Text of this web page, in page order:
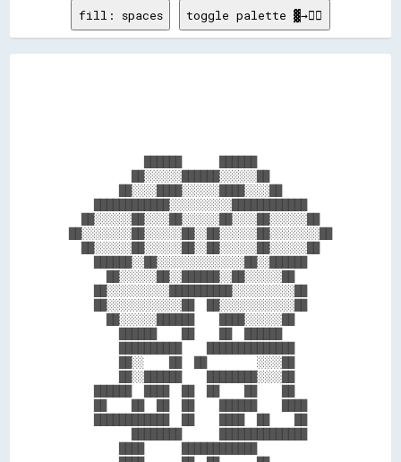
fill: spaces toggle palette ▓→✊🏽
          ██░░░░░░██████░░░░░░██
        ██░░░░████░░░░░░████░░░░██
    ████████████░░░░░░░░░░████████████
  ██░░░░░░██░░░░██░░░░░░██░░░░██░░░░░░██
██░░░░░░░░██░░░░░░██░░██░░░░░░██░░░░░░░░██
  ██░░░░░░██░░░░░░██░░██░░░░░░██░░░░░░██
    ██████░░██░░░░░░░░░░░░░░██░░██████
      ██░░░░░░██░░██████░░██░░░░░░██
    ██░░░░░░░░░░██████████░░░░░░░░░░██
    ██░░░░░░░░░░░░██  ██░░░░░░░░░░░░██
      ██░░░░░░██████    ████░░░░░░██
        ██░░    ██  ██        ░░░░██
        ██░░██████    ████████░░░░██